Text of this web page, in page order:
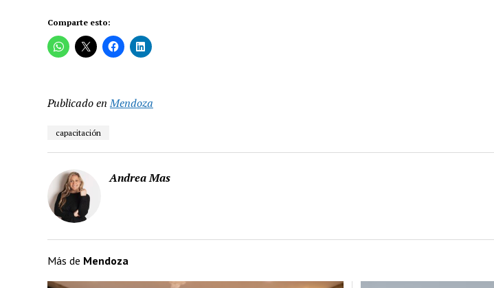
Comparte esto:
Publicado en Mendoza
capacitación
Andrea Mas
Más de Mendoza